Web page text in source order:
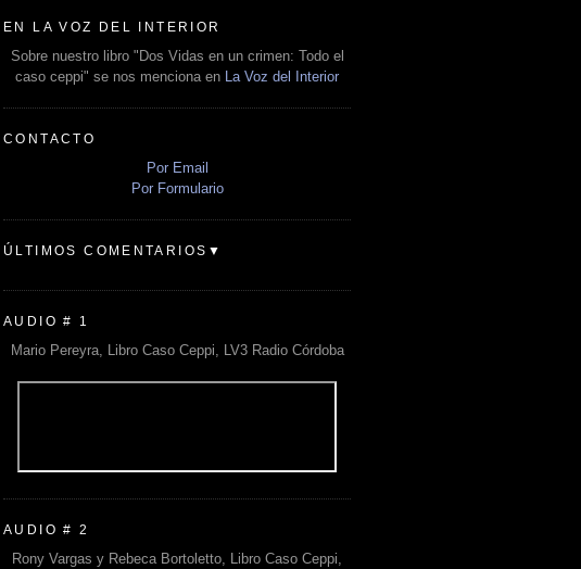
EN LA VOZ DEL INTERIOR
Sobre nuestro libro "Dos Vidas en un crimen: Todo el
caso ceppi" se nos menciona en
La Voz del Interior
CONTACTO
Por Email
Por Formulario
ÚLTIMOS COMENTARIOS▼
AUDIO # 1
Mario Pereyra, Libro Caso Ceppi, LV3 Radio Córdoba
AUDIO # 2
Rony Vargas y Rebeca Bortoletto, Libro Caso Ceppi,